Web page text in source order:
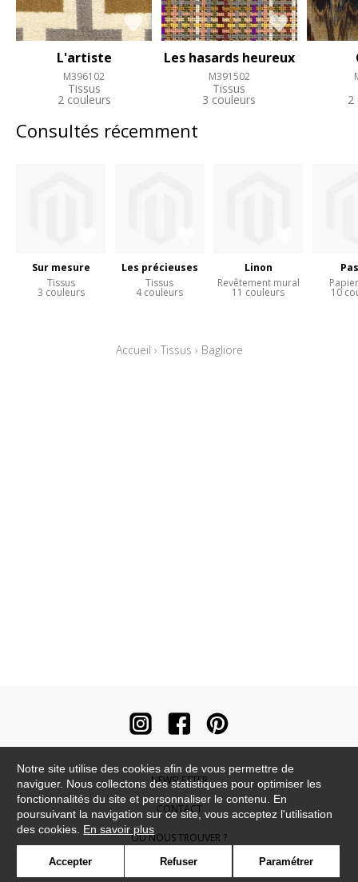
L'artiste
M396102
Tissus
2 couleurs
Les hasards heureux
M391502
Tissus
3 couleurs 2
Consultés récemment
Sur mesure
Tissus
3 couleurs
Les précieuses
Tissus
4 couleurs
Linon
Revêtement mural
11 couleurs 10
Accueil › Tissus › Bagliore
NEWSLETTER
CONTACT
OÙ NOUS TROUVER ?
CONTRACT
Notre site utilise des cookies afin de vous permettre de
naviguer. Nous collectons des statistiques pour optimiser les
fonctionnalités du site et personnaliser le contenu. En
poursuivant la navigation sur ce site, vous acceptez l'utilisation
des cookies. En savoir plus
Accepter Refuser Paramétrer